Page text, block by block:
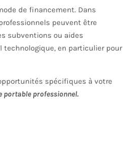
de financement. Dans
peuvent être
subventions ou aides
en particulier pour
spécifiques à votre
portable professionnel.